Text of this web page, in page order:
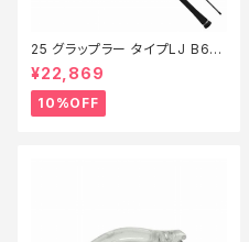
25 グラップラー タイプLJ B63-
3【継続セール_ロッド】【10】
¥22,869
10%OFF